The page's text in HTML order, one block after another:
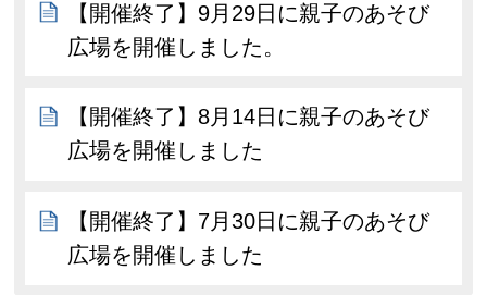
【開催終了】9月29日に親子のあそび
広場を開催しました。
【開催終了】8月14日に親子のあそび
広場を開催しました
【開催終了】7月30日に親子のあそび
広場を開催しました